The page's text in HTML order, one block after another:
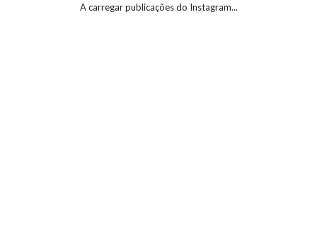
A carregar publicações do Instagram...